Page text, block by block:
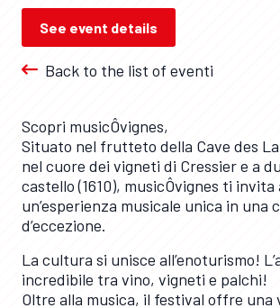
See event details
Back to the list of eventi
Scopri musicÔvignes,
Situato nel frutteto della Cave des
nel cuore dei vigneti di Cressier e a
castello (1610), musicÔvignes ti invita
un’esperienza musicale unica in una
d’eccezione.
La cultura si unisce all’enoturismo!
incredibile tra vino, vigneti e palchi!
Oltre alla musica, il festival offre una